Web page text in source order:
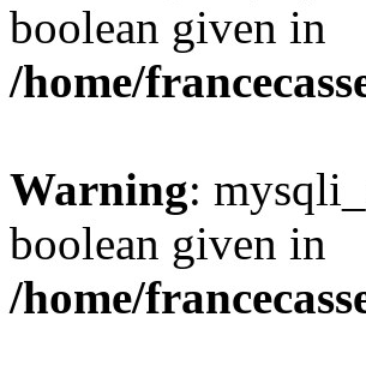
boolean given in
/home/
Warning:
boolean given in
/home/